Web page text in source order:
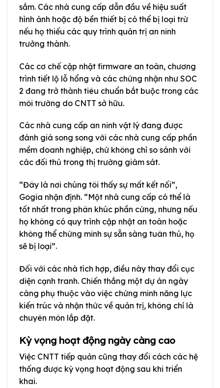
sắm. Các nhà cung cấp dẫn đầu về hiệu suất
hình ảnh hoặc độ bền thiết bị có thể bị loại trừ
nếu họ thiếu các quy trình quản trị an ninh
trưởng thành.
Các cơ chế cập nhật firmware an toàn, chương
trình tiết lộ lỗ hổng và các chứng nhận như SOC
2 đang trở thành tiêu chuẩn bắt buộc trong các
môi trường do CNTT sở hữu.
Các nhà cung cấp an ninh vật lý đang được
đánh giá song song với các nhà cung cấp phần
mềm doanh nghiệp, chứ không chỉ so sánh với
các đối thủ trong thị trường giám sát.
“Đây là nơi chúng tôi thấy sự mất kết nối”,
Gogia nhận định. “Một nhà cung cấp có thể là
tốt nhất trong phân khúc phần cứng, nhưng nếu
họ không có quy trình cập nhật an toàn hoặc
không thể chứng minh sự sẵn sàng tuân thủ, họ
sẽ bị loại”.
Đối với các nhà tích hợp, điều này thay đổi cục
diện cạnh tranh. Chiến thắng một dự án ngày
càng phụ thuộc vào việc chứng minh năng lực
kiến trúc và nhận thức về quản trị, không chỉ là
chuyên môn lắp đặt.
Kỳ vọng hoạt động ngày càng cao
Việc CNTT tiếp quản cũng thay đổi cách các hệ
thống được kỳ vọng hoạt động sau khi triển
khai.